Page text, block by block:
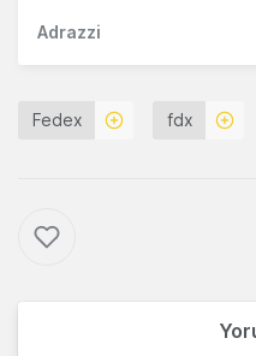
Adrazzi
Fedex fdx